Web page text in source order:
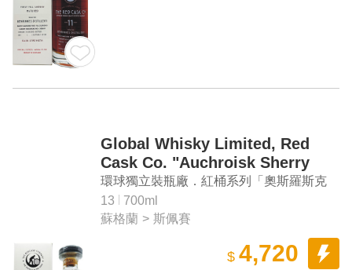
Global Whisky Limited, Red
Cask Co. "Auchroisk Sherry
Matured #801418" Aged 13
Years Single Malt Scotch
Whisky
環球獨立裝瓶廠．紅桶系列「奧斯羅斯克
雪莉桶 #801418」13年單一麥芽蘇格蘭威
士忌
13
700ml
蘇格蘭 > 斯佩賽
$ 4,720